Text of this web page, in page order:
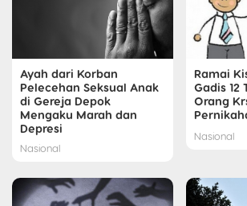
Ayah dari Korban
Pelecehan Seksual Anak
di Gereja Depok
Mengaku Marah dan
Depresi
Nasional
Ramai
Gadis 12
Orang
Nasional